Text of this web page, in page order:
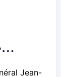
Jean-